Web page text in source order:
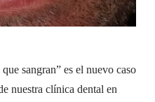
sangran” es el nuevo caso
nuestra clínica dental en